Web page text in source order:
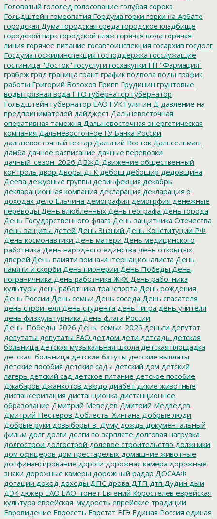
Головатый гололед голосование голубая сорока
Гольдштейн гомеопатия Гордума горки горки на Арбате
городская Дума городская среда городское кладбище
городской парк городской пляж горячая вода горячая
линия горячее питание госавтоинспекция госархив госдолг
Госдума госжилинспекция господдержка госслужащие
гостиница "Восток" госуслуги госхакупки ГП "Фармация"
грабеж град граница грант график подвоза воды график
работы Григорий Волохов Грипп Грудинин грунтовые
воды грязная вода ГТО губернатор губернатор
Гольдштейн губернатор ЕАО ГУК Гулягин Д давление на
предпринимателей дайджест Дальневосточная
оперативная таможня Дальневосточная энергетическая
компания Дальневосточное ГУ Банка России
дальневосточный гектар Дальний Восток Дальсельмаш
дамба дачное расписание дачные перевозки
дачный_сезон_2026 ДВЖД Движение общественный
контроль двор Дворы ДГК дебош дебошир дедовщина
Деева дежурные группы дезинфекция декабрь
декларационная компания декларация декларация о
доходах дело Ельчина демография демогрфия денежные
переводы День влюбленных День географа День города
День Государственного флага День защитника Отечества
день защиты детей День Знаний День Конституции РФ
День космонавтики День матери День медицинского
работника День народного единства день открытых
дверей День памяти воина-интернационалиста День
памяти и скорби День пионерии День Победы День
пограничника День работника ЖКХ День работника
культуры день работника транспорта День рождения
День России День семьи День соседа День спасателя
день строителя День студента день тигра день учителя
день физкультурника День флага России
День_Победы_2026 День_семьи_2026 деньги депутат
депутаты депутаты ЕАО детдом дети детсады детская
больница детская музыкальная школа детская площадка
детская_больница детские батуты детские выплаты
детские пособия детские сады детский дом детский
лагерь детский сад детское питание детское пособие
Джабаров Джанхотов дзюдо диабет дикие животные
диспансеризация дистанционка дистанционное
образование Дмитрий Меведев Дмитрий Медведев
Дмитрий Нестеров Доблесть_Хингана Добрые люди
Добрые руки довыборы_в_Думу дождь документальный
фильм долг долги долги по зарплате долговая нагрузка
долгострои долгострой долевое строительство должники
дом офицеров дом престарелых домашние животные
допфинансирование дороги дорожная камера дорожные
знаки дорожные камеры дорожный радар ДОСААФ
дотации доход доходы ДПС дрова ДТП дтп Дудин дым
ДЭК дюкер ЕАО ЕАО_тонет Евгений Коростелев еврейская
культура еврейская_мудрость еврейские традиции
Евровидение Евросеть Еврстат ЕГЭ Единая Россия единая